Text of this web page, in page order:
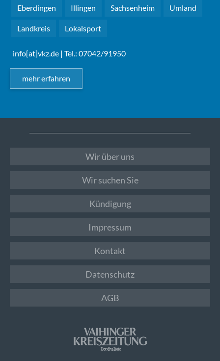
Eberdingen Illingen Sachsenheim Umland
Landkreis Lokalsport
info[at]vkz.de | Tel.: 07042/91950
mehr erfahren
Wir über uns
Wir suchen Sie
Kündigung
Impressum
Kontakt
Datenschutz
AGB